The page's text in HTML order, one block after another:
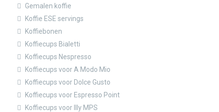
Gemalen koffie
Koffie ESE servings
Koffiebonen
Koffiecups Bialetti
Koffiecups Nespresso
Koffiecups voor A Modo Mio
Koffiecups voor Dolce Gusto
Koffiecups voor Espresso Point
Koffiecups voor Illy MPS